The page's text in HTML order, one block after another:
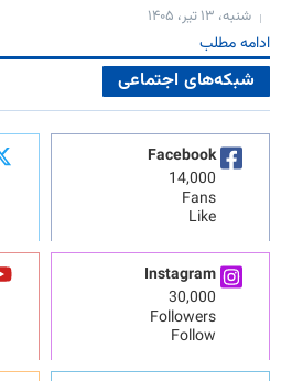
شنبه، ۱۳ تیر، ۱۴۰۵
ادامه مطلب
شبکه‌های اجتماعی
Facebook
14,000
Fans
Like
Instagram
30,000
Followers
Follow